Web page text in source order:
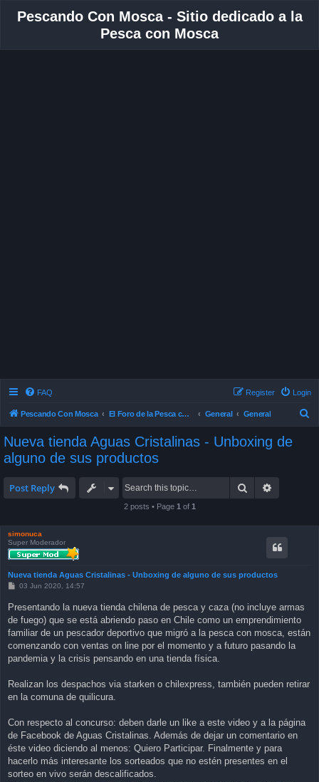
Pescando Con Mosca - Sitio dedicado a la
Pesca con Mosca
FAQ Login
Register
Pescando Con Mosca El Foro de la Pesca con Mosca en Chile General General
Nueva tienda Aguas Cristalinas - Unboxing de
alguno de sus productos
Post Reply Search
2 posts • Page 1 of 1
simonuca
Super Moderador
Nueva tienda Aguas Cristalinas - Unboxing de alguno de sus productos
P
t
03 Jun 2020, 14:57
Presentando la nueva tienda chilena de pesca y caza (no incluye armas
de fuego) que se está abriendo paso en Chile como un emprendimiento
familiar de un pescador deportivo que migró a la pesca con mosca, están
comenzando con ventas on line por el momento y a futuro pasando la
pandemia y la crisis pensando en una tienda física.
Realizan los despachos via starken o chilexpress, también pueden retirar
en la comuna de quilicura.
Con respecto al concurso: deben darle un like a este video y a la página
de Facebook de Aguas Cristalinas. Además de dejar un comentario en
éste video diciendo al menos: Quiero Participar. Finalmente y para
hacerlo más interesante los sorteados que no estén presentes en el
sorteo en vivo serán descalificados.